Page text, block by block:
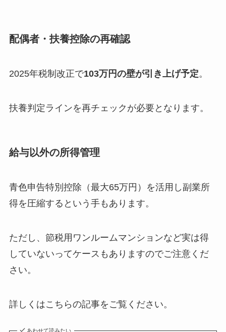
配偶者・扶養控除の再確認
2025年税制改正で103万円の壁が引き上げ予定。
扶養判定ラインを再チェックが必要となります。
給与以外の所得管理
青色申告特別控除（最大65万円）を活用し副業所
得を圧縮するという手もあります。
ただし、節税用ワンルームマンションなど実は得
していないってケースもありますのでご注意くだ
さい。
詳しくはこちらの記事をご覧ください。
あわせて読みたい